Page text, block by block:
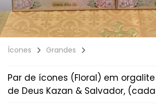
Ícones Grandes
Par de ícones (Floral) em
de Deus Kazan & Salvador,